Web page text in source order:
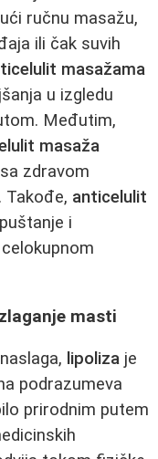
ručnu masažu,
ili čak suvih
masažama
u izgledu
Međutim,
masaža
zdravom
Takođe, anticelulit
i
masti
lipoliza je
podrazumeva
prirodnim putem